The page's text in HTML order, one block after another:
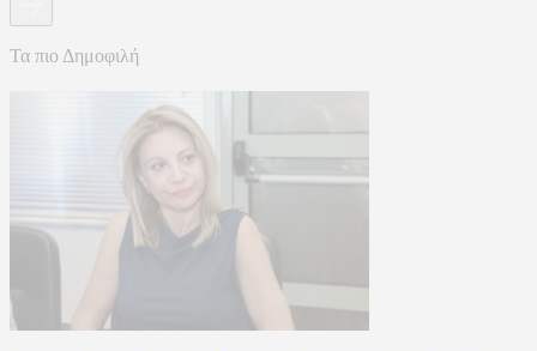
Τα πιο Δημοφιλή